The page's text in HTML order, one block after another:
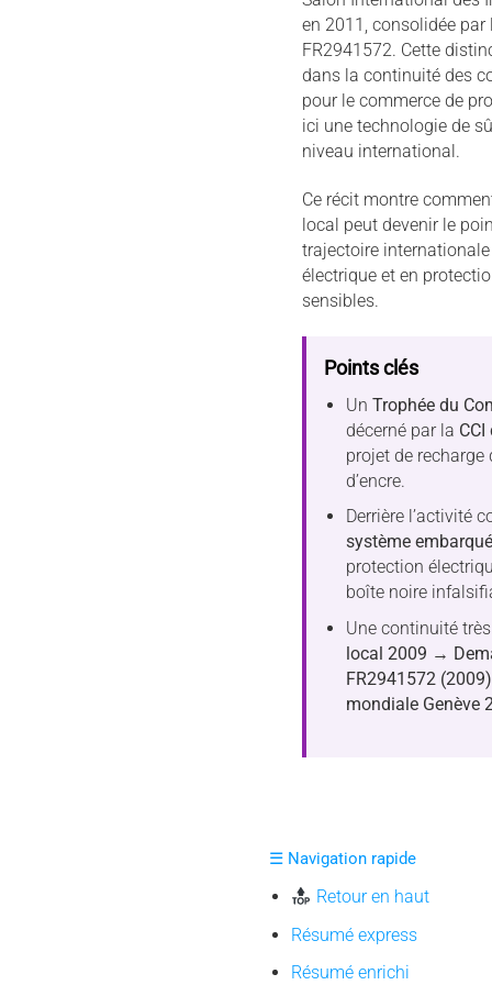
en 2011, consolidée
FR2941572. Cette
dans la continuité des
pour le commerce de
ici une technologie de
niveau international.
Ce récit montre
local peut devenir le
trajectoire
électrique et en
sensibles.
Points clés
UnTrophée du
décerné par la
projet de recharge
d’encre.
Derrière l’activité
système
protection
boîte noire
Une continuité
local 2009 →
FR2941572
mondiale Genève
☰ Navigation rapide
Retour en haut
Résumé express
Résumé enrichi